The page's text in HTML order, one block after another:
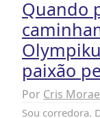
Quando
paixão
Por Cris
Sou corredora.